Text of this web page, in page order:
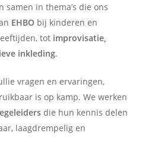
samen in thema’s die ons
EHBO bij kinderen en
, tot improvisatie,
inkleding.
vragen en ervaringen,
is op kamp. We werken
die hun kennis delen
laagdrempelig en